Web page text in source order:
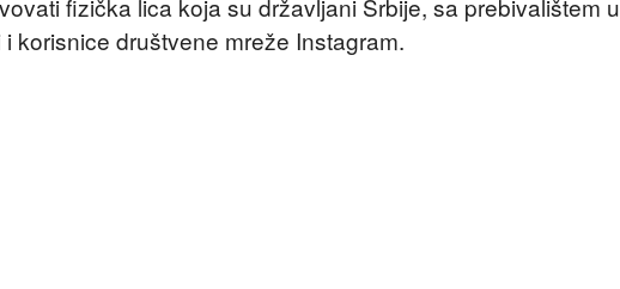
fizička lica koja su državljani Srbije, sa prebivalištem u
korisnice društvene mreže Instagram.